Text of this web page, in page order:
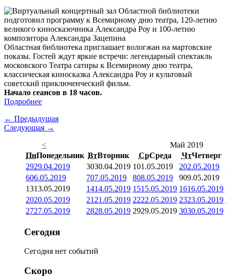
Областная библиотека приглашает вологжан на мартовские
показы. Гостей ждут яркие встречи: легендарный спектакль
московского Театра сатиры к Всемирному дню театра,
классическая киносказка Александра Роу и культовый
советский приключенческий фильм.
Начало сеансов в 18 часов.
Подробнее
← Предыдущая
Следующая →
<
Май 2019
ПнПонедельник ВтВторник СрСреда ЧтЧетверг
2929.04.2019 3030.04.2019 101.05.2019 202.05.2019
606.05.2019 707.05.2019 808.05.2019 909.05.2019
1313.05.2019 1414.05.2019 1515.05.2019 1616.05.2019
2020.05.2019 21 21.05.2019 2222.05.2019 2323.05.2019
2727.05.2019 2828.05.2019 2929.05.2019 3030.05.2019
Сегодня
Сегодня нет событий
Скоро